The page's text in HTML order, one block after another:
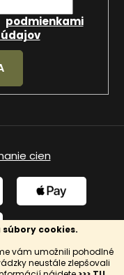
cookies.
vám umožnili pohodlné
neustále zlepšovali
podmienkami
.
cien